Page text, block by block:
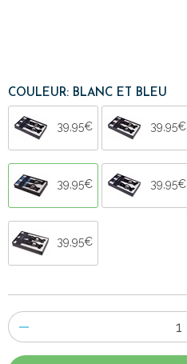
COULEUR: BLANC ET BLEU
39,95€ 39,95€
39,95€ 39,95€
39,95€
Nombre
d'items